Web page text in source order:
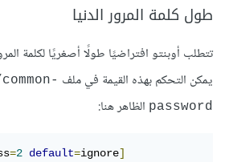
طول كلمة المرور الدنيا
تتطلب أوبنتو افتراضيًا طولًا أصغريًا لكلمة
يمكن التحكم بهذه القيمة في ملف
password الظاهر هنا:
=2 default=ignore]